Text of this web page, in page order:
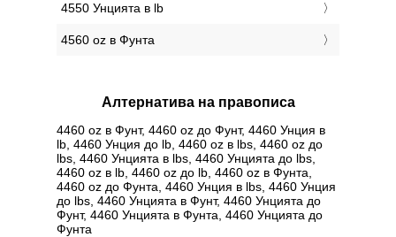
4550 Унцията в lb
4560 oz в Фунтa
Алтернатива на правописа
4460 oz в Фунт, 4460 oz до Фунт, 4460 Унция в
lb, 4460 Унция до lb, 4460 oz в lbs, 4460 oz до
lbs, 4460 Унцията в lbs, 4460 Унцията до lbs,
4460 oz в lb, 4460 oz до lb, 4460 oz в Фунтa,
4460 oz до Фунтa, 4460 Унция в lbs, 4460 Унция
до lbs, 4460 Унцията в Фунт, 4460 Унцията до
Фунт, 4460 Унцията в Фунтa, 4460 Унцията до
Фунтa